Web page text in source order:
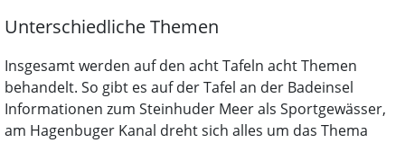
Unterschiedliche Themen
Insgesamt werden auf den acht Tafeln acht Themen
behandelt. So gibt es auf der Tafel an der Badeinsel
Informationen zum Steinhuder Meer als Sportgewässer,
am Hagenbuger Kanal dreht sich alles um das Thema